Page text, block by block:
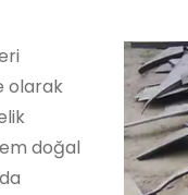
olarak
doğal